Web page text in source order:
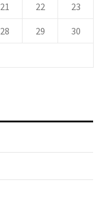
21 22 23
28 29 30